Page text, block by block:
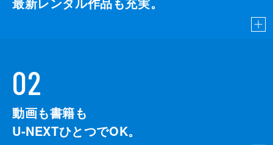
02
動画も書籍も
U-NEXTひとつでOK。